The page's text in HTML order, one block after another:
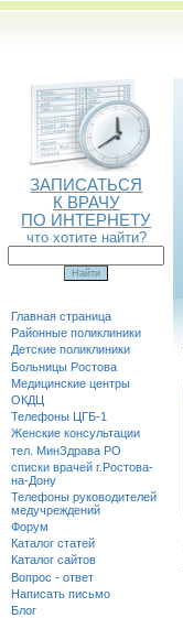
ЗАПИСАТЬСЯ
К ВРАЧУ
ПО ИНТЕРНЕТУ
что хотите найти?
Главная страница
Районные поликлиники
Детские поликлиники
Больницы Ростова
Медицинские центры
ОКДЦ
Телефоны ЦГБ-1
Женские консультации
тел. МинЗдрава РО
списки врачей г.Ростова-
на-Дону
Телефоны руководителей
медучреждений
Форум
Каталог статей
Каталог сайтов
Вопрос - ответ
Написать письмо
Блог